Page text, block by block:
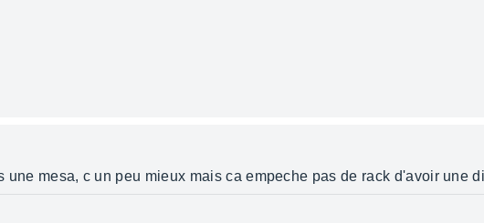
une mesa, c un peu mieux mais ca empeche pas de rack d'avoir une